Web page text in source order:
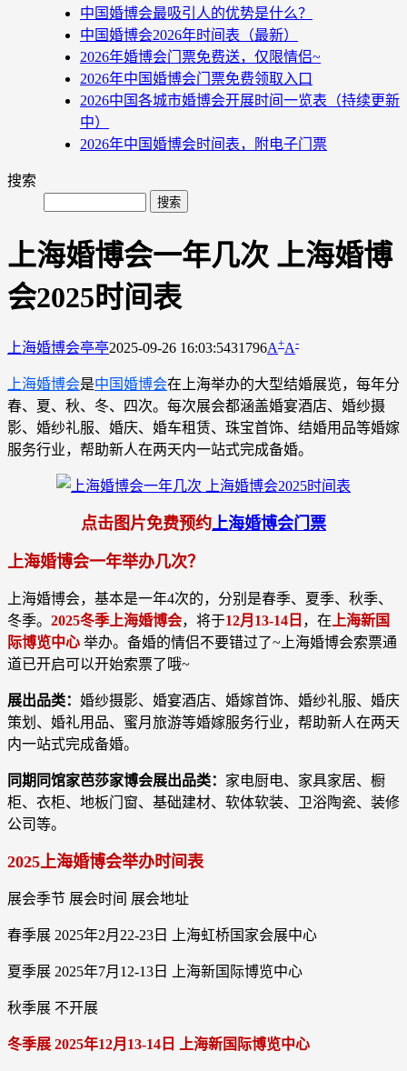
中国婚博会最吸引人的优势是什么？
中国婚博会2026年时间表（最新）
2026年婚博会门票免费送，仅限情侣~
2026年中国婚博会门票免费领取入口
2026中国各城市婚博会开展时间一览表（持续更新
中）
2026年中国婚博会时间表，附电子门票
搜索
上海婚博会一年几次 上海婚博
会2025时间表
上海婚博会亭亭2025-09-26 16:03:5431796A+A-
上海婚博会是中国婚博会在上海举办的大型结婚展览，每年分
春、夏、秋、冬、四次。每次展会都涵盖婚宴酒店、婚纱摄
影、婚纱礼服、婚庆、婚车租赁、珠宝首饰、结婚用品等婚嫁
服务行业，帮助新人在两天内一站式完成备婚。
点击图片免费预约 上海婚博会门票
上海婚博会一年举办几次？
上海婚博会，基本是一年4次的，分别是春季、夏季、秋季、
冬季。 2025冬季上海婚博会，将于12月13-14日 ，在 上海新国
际博览中心 举办。备婚的情侣不要错过了~上海婚博会索票通
道已开启可以开始索票了哦~
展出品类： 婚纱摄影、婚宴酒店、婚嫁首饰、婚纱礼服、婚庆
策划、婚礼用品、蜜月旅游等婚嫁服务行业，帮助新人在两天
内一站式完成备婚。
同期同馆家芭莎家博会展出品类： 家电厨电、家具家居、橱
柜、衣柜、地板门窗、基础建材、软体软装、卫浴陶瓷、装修
公司等。
2025上海婚博会举办时间表
展会季节 展会时间 展会地址
春季展 2025年2月22-23日 上海虹桥国家会展中心
夏季展 2025年7月12-13日 上海新国际博览中心
秋季展 不开展
冬季展 2025年12月13-14日 上海新国际博览中心